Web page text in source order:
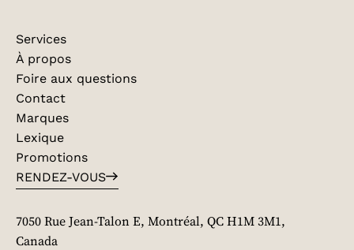
Services
À propos
Foire aux questions
Contact
Marques
Lexique
Promotions
RENDEZ-VOUS
7050 Rue Jean-Talon E, Montréal, QC H1M 3M1,
Canada